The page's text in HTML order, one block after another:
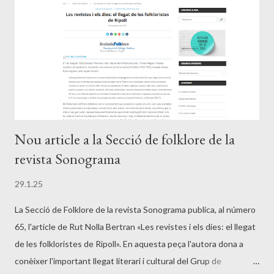
Nou article a la Secció de folklore de la
revista Sonograma
29.1.25
La Secció de Folklore de la revista Sonograma publica, al número
65, l'article de Rut Nolla Bertran «Les revistes i els dies: el llegat
de les folkloristes de Ripoll». En aquesta peça l'autora dona a
conèixer l'important llegat literari i cultural del Grup de